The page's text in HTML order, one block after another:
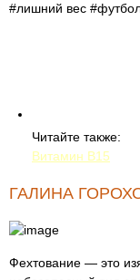
#лишний вес
Читайте также:
Витамин B15
ГАЛИНА
Фехтование — это